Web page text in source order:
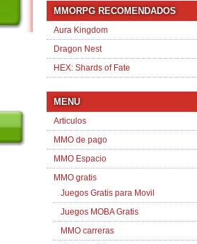
MMORPG RECOMENDADOS
Aura Kingdom
Dragon Nest
HEX: Shards of Fate
MENU
Articulos
MMO de pago
MMO Espacio
MMO gratis
Juegos Gratis para Movil
Juegos MOBA Gratis
MMO carreras